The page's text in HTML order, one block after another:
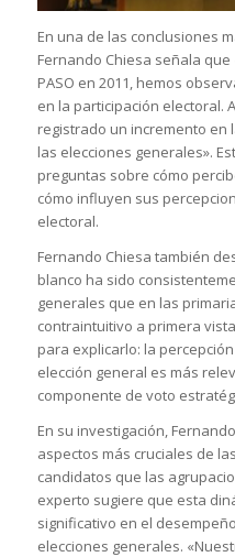
En una de las conclusiones
Fernando Chiesa señala
PASO en 2011, hemos
en la participación electoral.
registrado un incremento en
las elecciones generales».
preguntas sobre cómo
cómo influyen sus
electoral.
Fernando Chiesa también
blanco ha sido
generales que en las
contraintuitivo a primera
para explicarlo: la
elección general es más
componente de voto
En su investigación,
aspectos más cruciales de
candidatos que las
experto sugiere que esta
significativo en el
elecciones generales.